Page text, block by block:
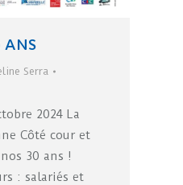
Serra
2024 La
Côté cour et
30 ans !
: salariés et